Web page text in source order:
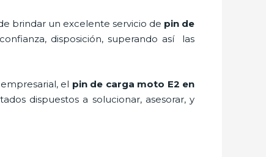
brindar un excelente servicio de pin de
disposición, superando así las
el pin de carga moto E2 en
dispuestos a solucionar, asesorar, y